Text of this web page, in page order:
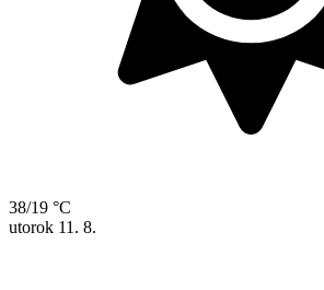
38/19 °C
utorok 11. 8.